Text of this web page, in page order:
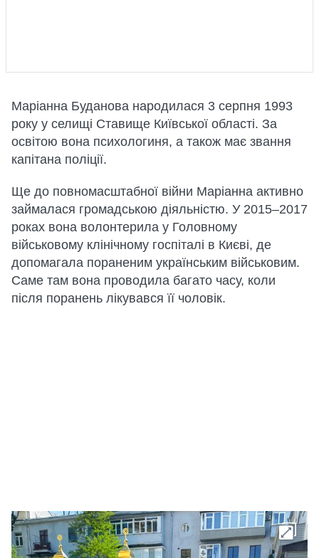
Маріанна Буданова народилася 3 серпня 1993
року у селищі Ставище Київської області. За
освітою вона психологиня, а також має звання
капітана поліції.
Ще до повномасштабної війни Маріанна активно
займалася громадською діяльністю. У 2015–2017
роках вона волонтерила у Головному
військовому клінічному госпіталі в Києві, де
допомагала пораненим українським військовим.
Саме там вона проводила багато часу, коли
після поранень лікувався її чоловік.